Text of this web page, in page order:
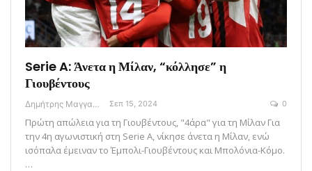
Serie A: Άνετα η Μίλαν, “κόλλησε” η
Γιουβέντους
Δημήτρης Μαγγανάρης Σεπ 15, 2024 0
Πρώτη απώλεια για τη Γιουβέντους, "4άρα" για τη Μίλαν Για
την 4η αγωνιστική στη Serie A, νίκησε άνετα η Μίλαν, ενώ
ισόπαλα έμειναν το Έμπολι-Γιουβέντους και Μπολόνια-Κόμο.
…